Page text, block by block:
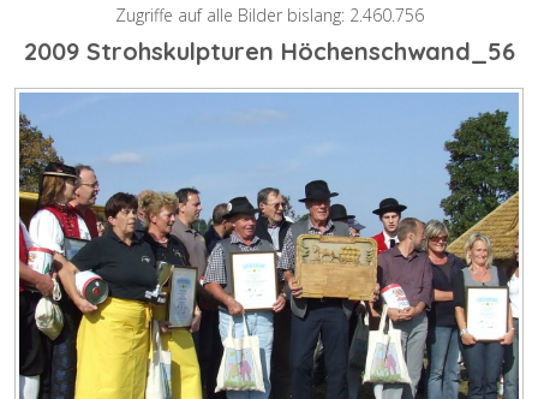
Zugriffe auf alle Bilder bislang: 2.460.756
2009 Strohskulpturen Höchenschwand_56